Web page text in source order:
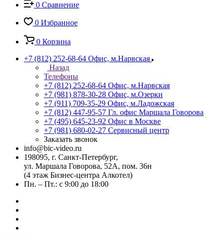
0 Сравнение
0 Избранное
0 Корзина
+7 (812) 252-68-64 Офис, м.Нарвская
Назад
Телефоны
+7 (812) 252-68-64 Офис, м.Нарвская
+7 (981) 878-30-28 Офис, м.Озерки
+7 (911) 709-35-29 Офис, м.Ладожская
+7 (812) 447-95-57 Гл. офис Маршала Говорова
+7 (495) 645-23-92 Офис в Москве
+7 (981) 680-02-27 Сервисный центр
Заказать звонок
info@bic-video.ru
198095, г. Санкт-Петербург,
ул. Маршала Говорова, 52А, пом. 36н
(4 этаж Бизнес-центра Алкотел)
Пн. – Пт.: с 9:00 до 18:00